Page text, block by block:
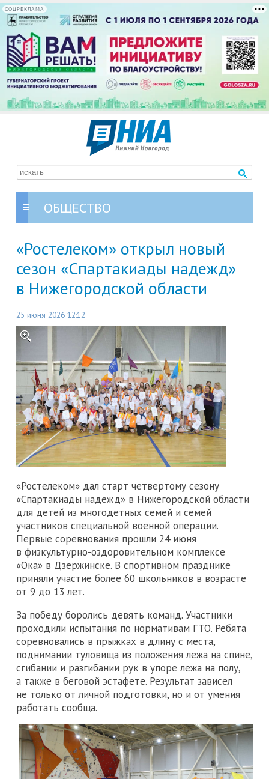
СОЦРЕКЛАМА
ОБЩЕСТВО
«Ростелеком» открыл новый
сезон «Спартакиады надежд»
в Нижегородской области
25 июня 2026 12:12
«Ростелеком» дал старт четвертому сезону
«Спартакиады надежд» в Нижегородской области
для детей из многодетных семей и семей
участников специальной военной операции.
Первые соревнования прошли 24 июня
в физкультурно-оздоровительном комплексе
«Ока» в Дзержинске. В спортивном празднике
приняли участие более 60 школьников в возрасте
от 9 до 13 лет.
За победу боролись девять команд. Участники
проходили испытания по нормативам ГТО. Ребята
соревновались в прыжках в длину с места,
поднимании туловища из положения лежа на спине,
сгибании и разгибании рук в упоре лежа на полу,
а также в беговой эстафете. Результат зависел
не только от личной подготовки, но и от умения
работать сообща.